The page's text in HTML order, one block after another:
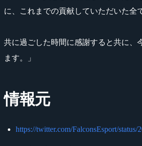
に、これまでの貢献していただいた全
共に過ごした時間に感謝すると共に、
ます。」
情報元
https://twitter.com/FalconsEsport/status/